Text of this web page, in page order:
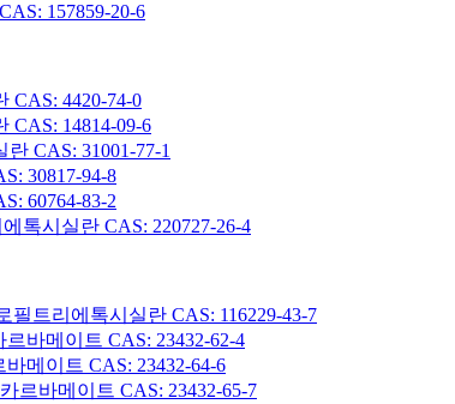
157859-20-6
CAS: 4420-74-0
CAS: 14814-09-6
CAS: 31001-77-1
30817-94-8
60764-83-2
톡시실란 CAS: 220727-26-4
트리에톡시실란 CAS: 116229-43-7
바메이트 CAS: 23432-62-4
메이트 CAS: 23432-64-6
르바메이트 CAS: 23432-65-7